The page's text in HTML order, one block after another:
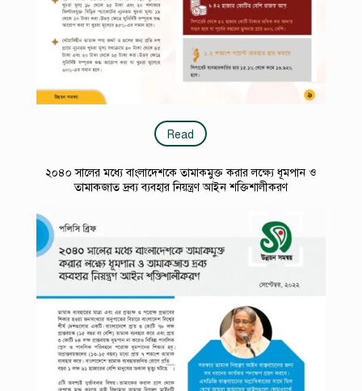
Read
২০৪০ সালের মধ্যে বাংলাদেশকে তামাকমুক্ত করার লক্ষ্যে ধূমপান ও
তামাকজাত দ্রব্য ব্যবহার নিয়ন্ত্রণ আইন শক্তিশালীকরণ